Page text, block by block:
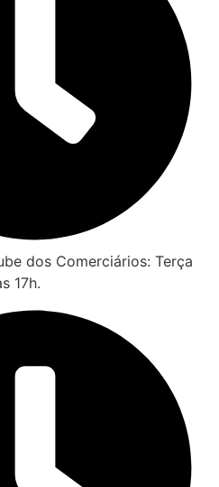
dos Comerciários: Terça
17h.